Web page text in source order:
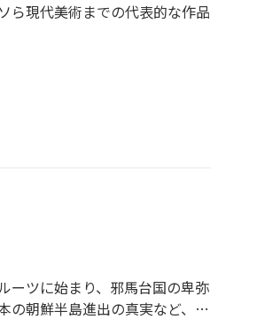
ら現代美術までの代表的な作品
ーツに始まり、邪馬台国の卑弥
の朝鮮半島進出の真実など、考